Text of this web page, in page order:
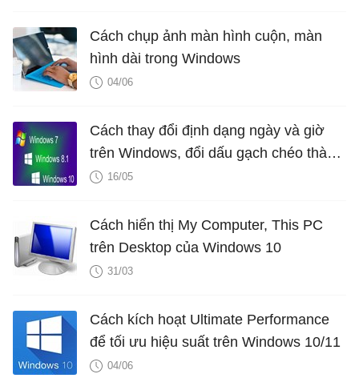
Cách chụp ảnh màn hình cuộn, màn
hình dài trong Windows
04/06
Cách thay đổi định dạng ngày và giờ
trên Windows, đổi dấu gạch chéo thành
dấu chấm
16/05
Cách hiển thị My Computer, This PC
trên Desktop của Windows 10
31/03
Cách kích hoạt Ultimate Performance
để tối ưu hiệu suất trên Windows 10/11
04/06